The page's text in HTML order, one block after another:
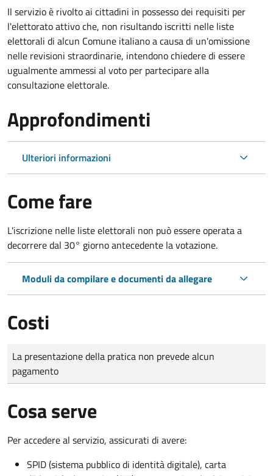
Il servizio è rivolto ai cittadini in possesso dei requisiti per
l'elettorato attivo che, non risultando iscritti nelle liste
elettorali di alcun Comune italiano a causa di un'omissione
nelle revisioni straordinarie, intendono chiedere di essere
ugualmente ammessi al voto per partecipare alla
consultazione elettorale.
Approfondimenti
Ulteriori informazioni
Come fare
L'iscrizione nelle liste elettorali non può essere operata a
decorrere dal 30° giorno antecedente la votazione.
Moduli da compilare e documenti da allegare
Costi
Tipo di pagamento
Importo
La presentazione della pratica non prevede alcun
pagamento
Cosa serve
Per accedere al servizio, assicurati di avere:
SPID (sistema pubblico di identità digitale), carta